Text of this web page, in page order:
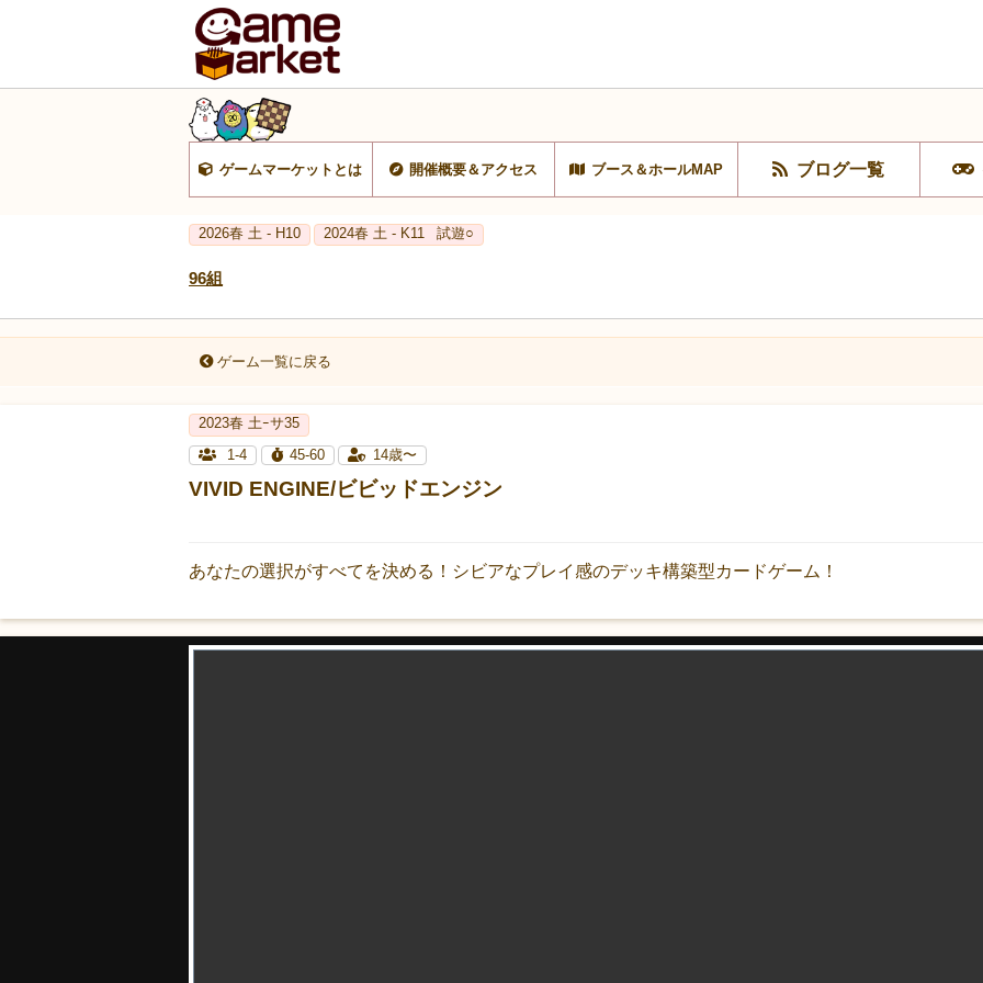
ゲームマーケットとは 開催概要＆アクセス ブース＆ホールMAP ブログ一覧
2026春 土 - H10 2024春 土 - K11 試遊○
96組
ゲーム一覧に戻る
2023春 土ｰサ35
1-4
45-60 14歳〜
VIVID ENGINE/ビビッドエンジン
あなたの選択がすべてを決める！シビアなプレイ感のデッキ構築型カードゲーム！